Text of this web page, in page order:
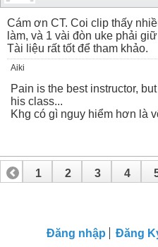
Cám ơn CT. Coi clip thấy
làm, và 1 vài đòn uke phải
Tài liệu rất tốt để tham khảo.
Aiki
Pain is the best instructor,
his class...
Khg có gì nguy hiểm hơn là
1 2 3 4
Đăng nhập Đăng